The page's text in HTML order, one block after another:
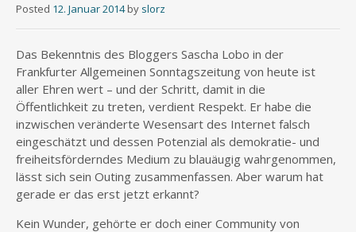
Posted 12. Januar 2014 by slorz
Das Bekenntnis des Bloggers Sascha Lobo in der
Frankfurter Allgemeinen Sonntagszeitung von heute ist
aller Ehren wert – und der Schritt, damit in die
Öffentlichkeit zu treten, verdient Respekt. Er habe die
inzwischen veränderte Wesensart des Internet falsch
eingeschätzt und dessen Potenzial als demokratie- und
freiheitsförderndes Medium zu blauäugig wahrgenommen,
lässt sich sein Outing zusammenfassen. Aber warum hat
gerade er das erst jetzt erkannt?
Kein Wunder, gehörte er doch einer Community von